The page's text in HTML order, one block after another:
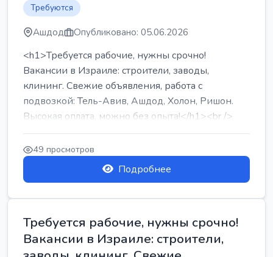
Требуются
Ашдод Опубликовано: 05.06.2026
<h1>Требуется рабочие, нужны срочно!
Вакансии в Израиле: строители, заводы,
клининг. Свежие объявления, работа с
подвозкой: Тель-Авив, Ашдод, Холон, Ришон.
Высокая оплата, можно без опыта!</h1><br />
...
49 просмотров
Подробнее
Требуется рабочие, нужны срочно!
Вакансии в Израиле: строители,